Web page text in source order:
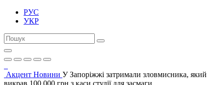
РУС
УКР
Акцент Новини У Запоріжжі затримали зловмисника, який
викрав 100 000 грн з каси студії для засмаги